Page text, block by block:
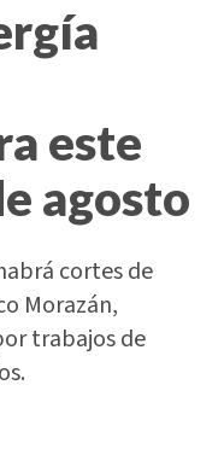
este
agosto
cortes de
Morazán,
trabajos de